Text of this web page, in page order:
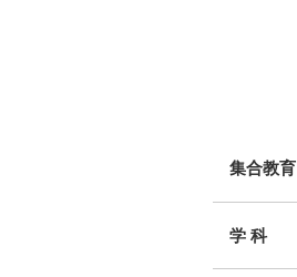
集合教育
学 科